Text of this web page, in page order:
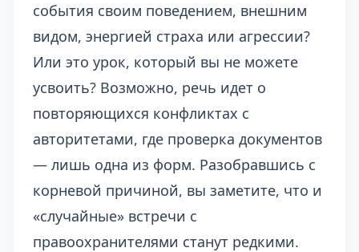
события своим поведением, внешним
видом, энергией страха или агрессии?
Или это урок, который вы не можете
усвоить? Возможно, речь идет о
повторяющихся конфликтах с
авторитетами, где проверка документов
— лишь одна из форм. Разобравшись с
корневой причиной, вы заметите, что и
«случайные» встречи с
правоохранителями станут редкими.